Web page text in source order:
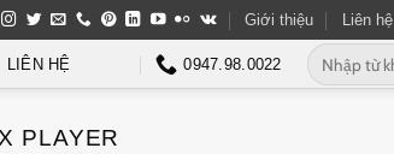
Giới thiệu Liên hệ
LIÊN HỆ 0947.98.0022
Tìm
kiếm:
PLAYER